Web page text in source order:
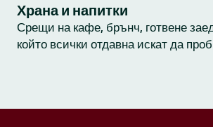
Храна и напитки
Срещи на кафе, брънч, готвене
който всички отдавна искат да